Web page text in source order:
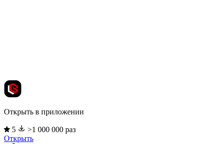
Открыть в приложении
5
>1 000 000 раз
Открыть